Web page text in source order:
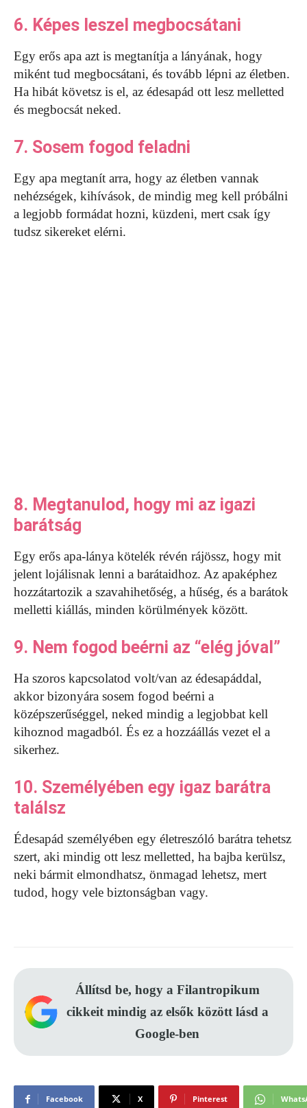
6. Képes leszel megbocsátani
Egy erős apa azt is megtanítja a lányának, hogy
miként tud megbocsátani, és tovább lépni az életben.
Ha hibát követsz is el, az édesapád ott lesz melletted
és megbocsát neked.
7. Sosem fogod feladni
Egy apa megtanít arra, hogy az életben vannak
nehézségek, kihívások, de mindig meg kell próbálni
a legjobb formádat hozni, küzdeni, mert csak így
tudsz sikereket elérni.
8. Megtanulod, hogy mi az igazi
barátság
Egy erős apa-lánya kötelék révén rájössz, hogy mit
jelent lojálisnak lenni a barátaidhoz. Az apaképhez
hozzátartozik a szavahihetőség, a hűség, és a barátok
melletti kiállás, minden körülmények között.
9. Nem fogod beérni az “elég jóval”
Ha szoros kapcsolatod volt/van az édesapáddal,
akkor bizonyára sosem fogod beérni a
középszerűséggel, neked mindig a legjobbat kell
kihoznod magadból. És ez a hozzáállás vezet el a
sikerhez.
10. Személyében egy igaz barátra
találsz
Édesapád személyében egy életreszóló barátra tehetsz
szert, aki mindig ott lesz melletted, ha bajba kerülsz,
neki bármit elmondhatsz, önmagad lehetsz, mert
tudod, hogy vele biztonságban vagy.
Állítsd be, hogy a Filantropikum
cikkeit mindig az elsők között lásd a
Google-ben
Facebook X Pinterest